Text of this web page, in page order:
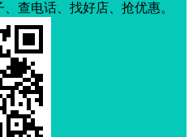
查电话、找好店、抢优惠。